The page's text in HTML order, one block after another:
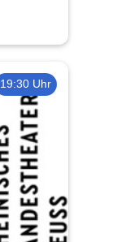
19:30 Uhr